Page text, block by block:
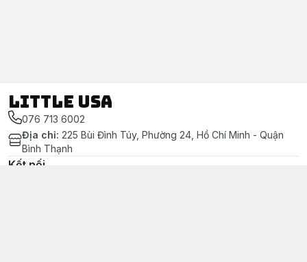
LITTLE USA
076 713 6002
Địa chỉ: 225 Bùi Đình Túy, Phường 24, Hồ Chí Minh - Quận
Bình Thạnh
Kết nối